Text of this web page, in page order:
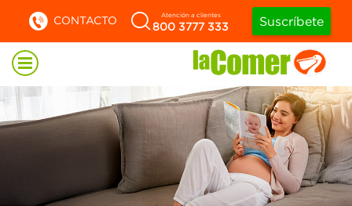
CONTACTO Atención a clientes
800 3777 333 Suscríbete